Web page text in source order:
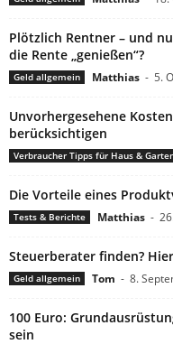
Plötzlich Rentner – und
die Rente „genießen“?
Geld allgemein Matthias - 5.
Unvorhergesehene
berücksichtigen
Verbraucher Tipps für Haus &
Die Vorteile eines
Tests & Berichte Matthias -
Steuerberater finden?
Geld allgemein Tom - 8.
100 Euro:
sein